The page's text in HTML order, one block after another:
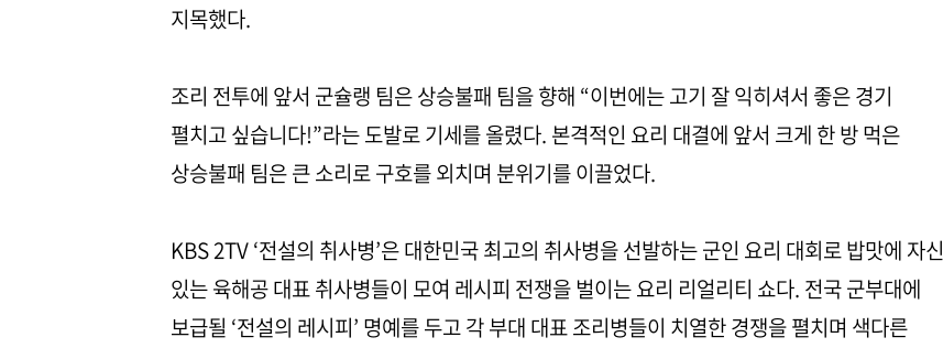
지목했다.
조리 전투에 앞서 군슐랭 팀은 상승불패 팀을 향해 “이번에는 고기 잘 익히셔서 좋은 경기
펼치고 싶습니다!”라는 도발로 기세를 올렸다. 본격적인 요리 대결에 앞서 크게 한 방 먹은
상승불패 팀은 큰 소리로 구호를 외치며 분위기를 이끌었다.
KBS 2TV ‘전설의 취사병’은 대한민국 최고의 취사병을 선발하는 군인 요리 대회로 밥맛에 자신
있는 육해공 대표 취사병들이 모여 레시피 전쟁을 벌이는 요리 리얼리티 쇼다. 전국 군부대에
보급될 ‘전설의 레시피’ 명예를 두고 각 부대 대표 조리병들이 치열한 경쟁을 펼치며 색다른